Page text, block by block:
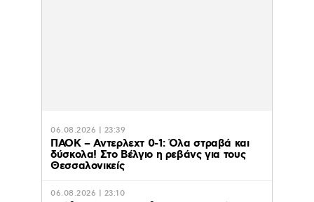
06.08.2026 | 23:39
ΠΑΟΚ – Αντερλεχτ 0-1: Όλα στραβά και
δύσκολα! Στο Βέλγιο η ρεβάνς για τους
Θεσσαλονικείς
06.08.2026 | 23:10